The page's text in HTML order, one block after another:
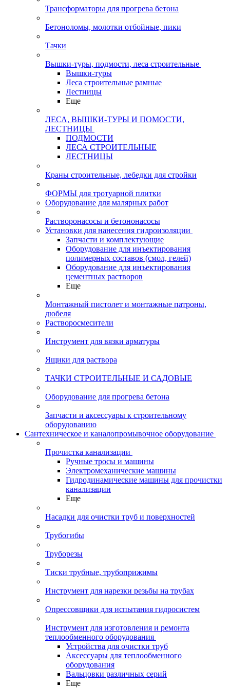
Трансформаторы для прогрева бетона
Бетоноломы, молотки отбойные, пики
Тачки
Вышки-туры, подмости, леса строительные
Вышки-туры
Леса строительные рамные
Лестницы
Еще
ЛЕСА, ВЫШКИ-ТУРЫ И ПОМОСТИ,
ЛЕСТНИЦЫ
ПОДМОСТИ
ЛЕСА СТРОИТЕЛЬНЫЕ
ЛЕСТНИЦЫ
Краны строительные, лебедки для стройки
ФОРМЫ для тротуарной плитки
Оборудование для малярных работ
Растворонасосы и бетононасосы
Установки для нанесения гидроизоляции
Запчасти и комплектующие
Оборудование для инъектирования
полимерных составов (смол, гелей)
Оборудование для инъектирования
цементных растворов
Еще
Монтажный пистолет и монтажные патроны,
дюбеля
Растворосмесители
Инструмент для вязки арматуры
Ящики для раствора
ТАЧКИ СТРОИТЕЛЬНЫЕ И САДОВЫЕ
Оборудование для прогрева бетона
Запчасти и аксессуары к строительному
оборудованию
Сантехническое и каналопромывочное оборудование
Прочистка канализации
Ручные тросы и машины
Электромеханические машины
Гидродинамические машины для прочистки
канализации
Еще
Насадки для очистки труб и поверхностей
Трубогибы
Труборезы
Тиски трубные, трубоприжимы
Инструмент для нарезки резьбы на трубах
Опрессовщики для испытания гидросистем
Инструмент для изготовления и ремонта
теплообменного оборудования
Устройства для очистки труб
Аксессуары для теплообменного
оборудования
Вальцовки различных серий
Еще